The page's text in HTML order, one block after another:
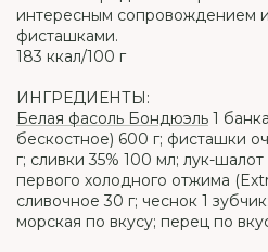
интересным сопровождением
фисташками.
183 ккал/100 г
ИНГРЕДИЕНТЫ:
Белая фасоль Бондюэль 1
бескостное) 600 г; фисташки
г; сливки 35% 100 мл; лук-
первого холодного отжима
сливочное 30 г; чеснок 1
морская по вкусу; перец по